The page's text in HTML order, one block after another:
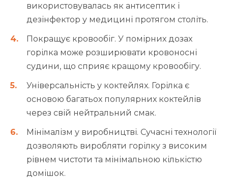
використовувалась як антисептик і
дезінфектор у медицині протягом століть.
Покращує кровообіг. У помірних дозах
горілка може розширювати кровоносні
судини, що сприяє кращому кровообігу.
Універсальність у коктейлях. Горілка є
основою багатьох популярних коктейлів
через свій нейтральний смак.
Мінімалізм у виробництві. Сучасні технології
дозволяють виробляти горілку з високим
рівнем чистоти та мінімальною кількістю
домішок.